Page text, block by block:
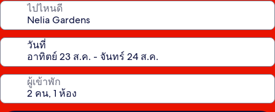
ไปไหนดี
วันที่
ผู้เข้าพัก